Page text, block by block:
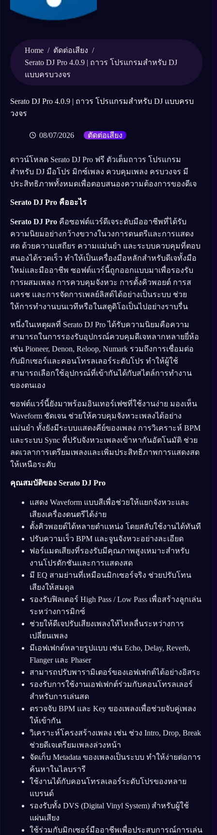
Home / ตัดต่อเสียง /
Serato DJ Pro 4.0.9 | ถาวร โปรแกรมสำหรับ DJ
แบบครบวงจร
Serato DJ Pro 4.0.9 | ถาวร โปรแกรมสำหรับ DJ แบบครบ
วงจร
08/07/2026 ตัดต่อเสียง
ดาวน์โหลด Serato DJ Pro ฟรี ตัวเต็มถาวร โปรแกรม
สำหรับ DJ มือโปร มิกซ์เพลง ควบคุมเพลง ครบวงจร มี
ประสิทธิภาพทั้งหมดเพื่อตอบสนองความต้องการของดีเจ
Serato DJ Pro คืออะไร
Serato DJ Pro คือซอฟต์แวร์ดีเจระดับมืออาชีพที่ได้รับ
ความนิยมอย่างกว้างขวางในวงการดนตรีและการแสดง
สด ด้วยความเสถียร ความแม่นยำ และระบบควบคุมที่ตอบ
สนองได้รวดเร็ว ทำให้เป็นเครื่องมือหลักสำหรับดีเจทั้งมือ
ใหม่และมืออาชีพ ซอฟต์แวร์นี้ถูกออกแบบมาเพื่อรองรับ
การผสมเพลง การควบคุมจังหวะ การตั้งคิวพอยต์ การส
แครช และการจัดการเพลย์ลิสต์ได้อย่างเป็นระบบ ช่วย
ให้การทำงานบนเวทีหรือในสตูดิโอเป็นไปอย่างราบรื่น
หนึ่งในเหตุผลที่ Serato DJ Pro ได้รับความนิยมคือความ
สามารถในการรองรับอุปกรณ์ควบคุมดีเจหลากหลายยี่ห้อ
เช่น Pioneer, Denon, Reloop, Numark รวมถึงการเชื่อมต่อ
กับมิกเซอร์และคอนโทรลเลอร์ระดับโปร ทำให้ผู้ใช้
สามารถเลือกใช้อุปกรณ์ที่เข้ากันได้กับสไตล์การทำงาน
ของตนเอง
ซอฟต์แวร์นี้ยังมาพร้อมอินเทอร์เฟซที่ใช้งานง่าย มองเห็น
Waveform ชัดเจน ช่วยให้ควบคุมจังหวะเพลงได้อย่าง
แม่นยำ ทั้งยังมีระบบแสดงคีย์ของเพลง การวิเคราะห์ BPM
และระบบ Sync ที่ปรับจังหวะเพลงเข้าหากันอัตโนมัติ ช่วย
ลดเวลาการเตรียมเพลงและเพิ่มประสิทธิภาพการแสดงสด
ให้เหนือระดับ
คุณสมบัติของ Serato DJ Pro
แสดง Waveform แบบสีเพื่อช่วยให้แยกจังหวะและ
เสียงเครื่องดนตรีได้ง่าย
ตั้งคิวพอยต์ได้หลายตำแหน่ง โดยสลับใช้งานได้ทันที
ปรับความเร็ว BPM และจูนจังหวะอย่างละเอียด
ฟอร์แมตเสียงที่รองรับมีคุณภาพสูงเหมาะสำหรับ
งานโปรดักชันและการแสดงสด
มี EQ สามย่านที่เหมือนมิกเซอร์จริง ช่วยปรับโทน
เสียงให้สมดุล
รองรับฟิลเตอร์ High Pass / Low Pass เพื่อสร้างลูกเล่น
ระหว่างการมิกซ์
ช่วยให้ดีเจปรับเสียงเพลงให้ไหลลื่นระหว่างการ
เปลี่ยนเพลง
มีเอฟเฟกต์หลายรูปแบบ เช่น Echo, Delay, Reverb,
Flanger และ Phaser
สามารถปรับพารามิเตอร์ของเอฟเฟกต์ได้อย่างอิสระ
รองรับการใช้งานเอฟเฟกต์ร่วมกับคอนโทรลเลอร์
สำหรับการเล่นสด
ตรวจจับ BPM และ Key ของเพลงเพื่อช่วยจับคู่เพลง
ให้เข้ากัน
วิเคราะห์โครงสร้างเพลง เช่น ช่วง Intro, Drop, Break
ช่วยดีเจเตรียมเพลงล่วงหน้า
จัดเก็บ Metadata ของเพลงเป็นระบบ ทำให้ง่ายต่อการ
ค้นหาในไลบรารี
ใช้งานได้กับคอนโทรลเลอร์ระดับโปรของหลาย
แบรนด์
รองรับทั้ง DVS (Digital Vinyl System) สำหรับผู้ใช้
แผ่นเสียง
ใช้ร่วมกับมิกเซอร์มืออาชีพเพื่อประสบการณ์การเล่น